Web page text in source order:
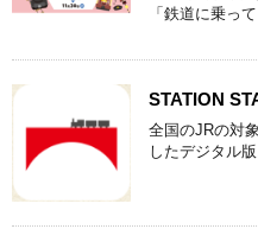
「鉄道に乗っ
STATION
全国のJRの対
したデジタル